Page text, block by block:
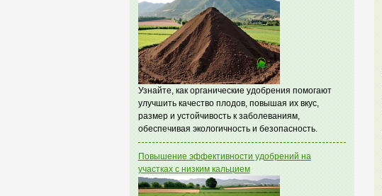
Узнайте, как органические удобрения помогают
улучшить качество плодов, повышая их вкус,
размер и устойчивость к заболеваниям,
обеспечивая экологичность и безопасность.
Повышение эффективности удобрений на
участках с низким кальцием